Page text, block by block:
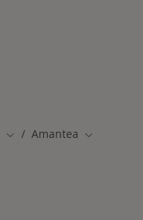
Cambia città
Amantea Cambia città